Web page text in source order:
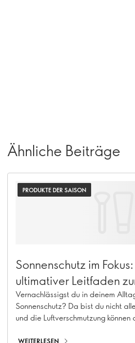
Ähnliche Beiträge
PRODUKTE DER SAISON
Sonnenschutz im
ultimativer Leitfaden
Sonnenschutz
Vernachlässigst du in deinem
Sonnenschutz? Da bist du nicht
und die Luftverschmutzung
und Kollagenverlust führen. Mit
WEITERLESEN